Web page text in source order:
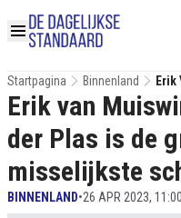
Startpagina Binnenland
Is
Erik van
der Plas is de
misselijkste
BINNENLAND•26 APR 2023, 11:00